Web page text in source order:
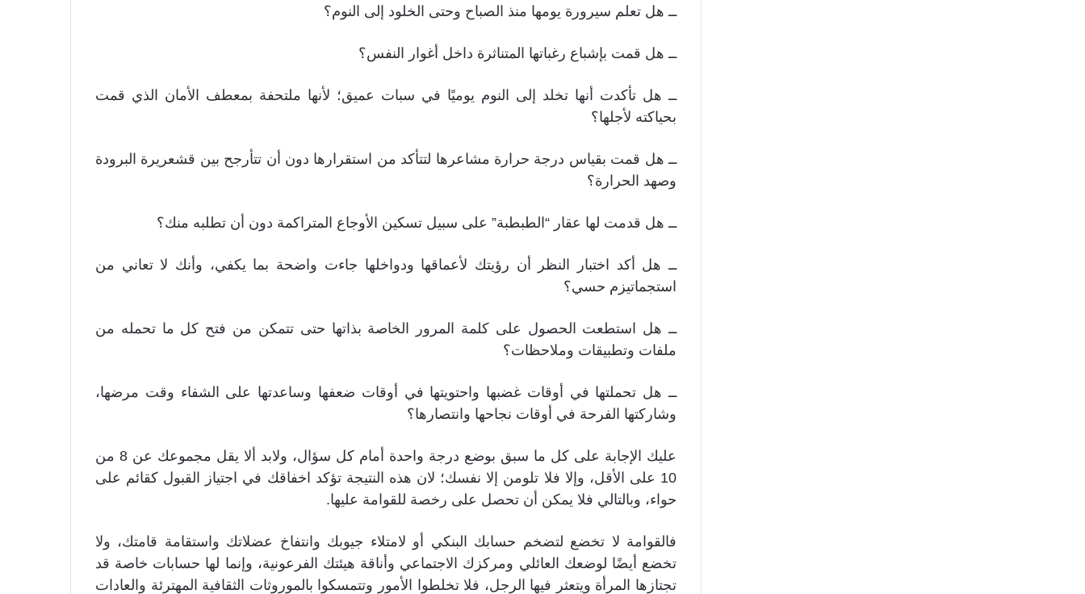
ــ هل تعلم سيرورة يومها منذ الصباح وحتى الخلود إلى النوم؟
ــ هل قمت بإشباع رغباتها المتناثرة داخل أغوار النفس؟
ــ هل تأكدت أنها تخلد إلى النوم يوميًا في سبات عميق؛ لأنها ملتحفة بمعطف الأمان الذي قمت
بحياكته لأجلها؟
ــ هل قمت بقياس درجة حرارة مشاعرها لتتأكد من استقرارها دون أن تتأرجح بين قشعريرة البرودة
وصهد الحرارة؟
ــ هل قدمت لها عقار “الطبطبة” على سبيل تسكين الأوجاع المتراكمة دون أن تطلبه منك؟
ــ هل أكد اختبار النظر أن رؤيتك لأعماقها ودواخلها جاءت واضحة بما يكفي، وأنك لا تعاني من
استجماتيزم حسي؟
ــ هل استطعت الحصول على كلمة المرور الخاصة بذاتها حتى تتمكن من فتح كل ما تحمله من
ملفات وتطبيقات وملاحظات؟
ــ هل تحملتها في أوقات غضبها واحتويتها في أوقات ضعفها وساعدتها على الشفاء وقت مرضها،
وشاركتها الفرحة في أوقات نجاحها وانتصارها؟
عليك الإجابة على كل ما سبق بوضع درجة واحدة أمام كل سؤال، ولابد ألا يقل مجموعك عن 8 من
10 على الأقل، وإلا فلا تلومن إلا نفسك؛ لان هذه النتيجة تؤكد اخفاقك في اجتياز القبول كقائم على
حواء، وبالتالي فلا يمكن أن تحصل على رخصة للقوامة عليها.
فالقوامة لا تخضع لتضخم حسابك البنكي أو لامتلاء جيوبك وانتفاخ عضلاتك واستقامة قامتك، ولا
تخضع أيضًا لوضعك العائلي ومركزك الاجتماعي وأناقة هيئتك الفرعونية، وإنما لها حسابات خاصة قد
تجتازها المرأة ويتعثر فيها الرجل، فلا تخلطوا الأمور وتتمسكوا بالموروثات الثقافية المهترئة والعادات